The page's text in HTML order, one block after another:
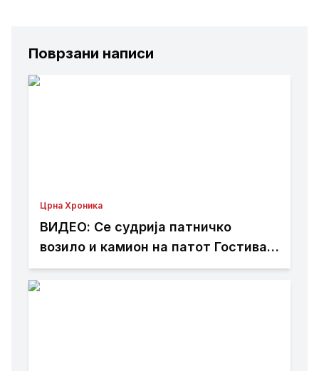
Поврзани написи
Црна Хроника
ВИДЕО: Се судрија патничко
возило и камион на патот Гостивар
– Страж